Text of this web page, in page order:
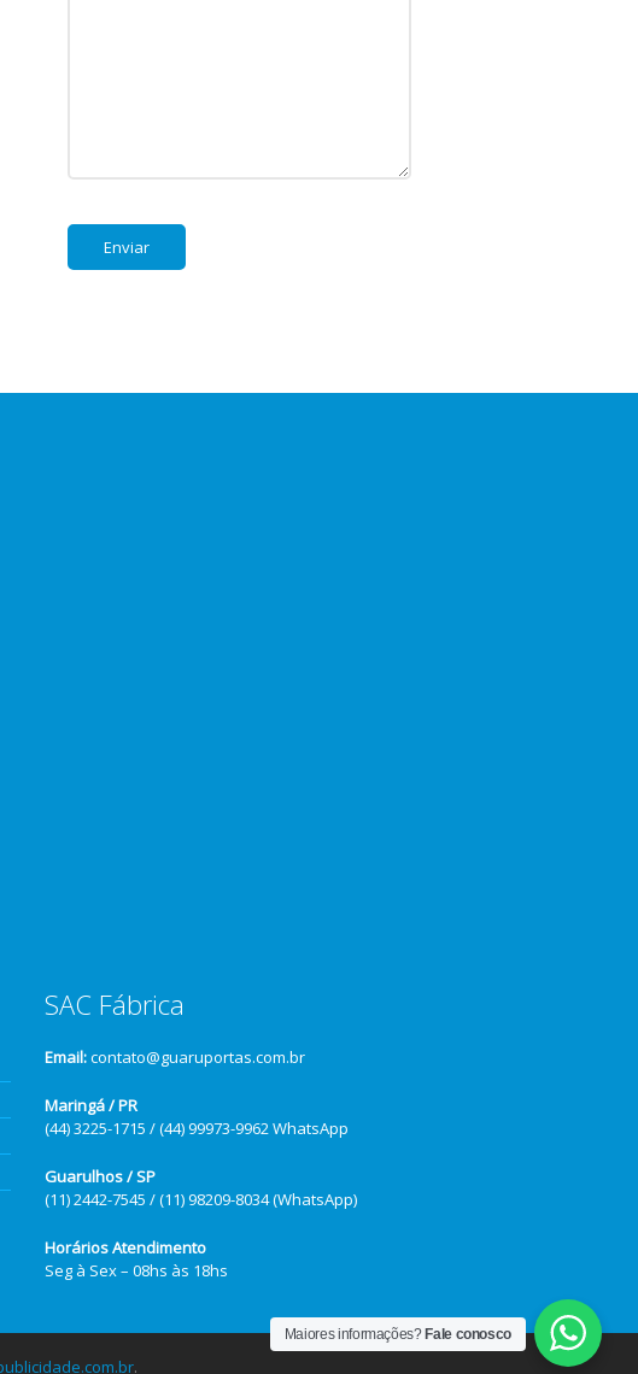
SAC Fábrica
Email:contato@guaruportas.com.br
Maringá / PR
(44) 3225-1715 / (44) 99973-9962 WhatsApp
Guarulhos / SP
(11) 2442-7545 / (11) 98209-8034 (WhatsApp)
Horários Atendimento
Seg à Sex – 08hs às 18hs
.
Maiores informações? Fale conosco